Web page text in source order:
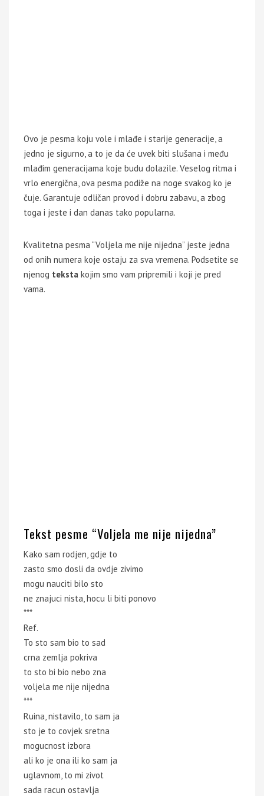
Ovo je pesma koju vole i mlađe i starije generacije, a
jedno je sigurno, a to je da će uvek biti slušana i među
mlađim generacijama koje budu dolazile. Veselog ritma i
vrlo energična, ova pesma podiže na noge svakog ko je
čuje. Garantuje odličan provod i dobru zabavu, a zbog
toga i jeste i dan danas tako popularna.
Kvalitetna pesma “Voljela me nije nijedna” jeste jedna
od onih numera koje ostaju za sva vremena. Podsetite se
njenog teksta kojim smo vam pripremili i koji je pred
vama.
Tekst pesme “Voljela me nije nijedna”
Kako sam rodjen, gdje to
zasto smo dosli da ovdje zivimo
mogu nauciti bilo sto
ne znajuci nista, hocu li biti ponovo
***
Ref.
To sto sam bio to sad
crna zemlja pokriva
to sto bi bio nebo zna
voljela me nije nijedna
***
Ruina, nistavilo, to sam ja
sto je to covjek sretna
mogucnost izbora
ali ko je ona ili ko sam ja
uglavnom, to mi zivot
sada racun ostavlja